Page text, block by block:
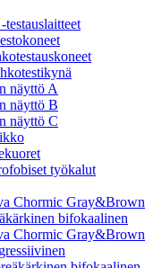
testauslaitteet
näyttö A
näyttö B
näyttö C
työkalut
Chormic Gray&Brown
bifokaalinen
Chormic Gray&Brown